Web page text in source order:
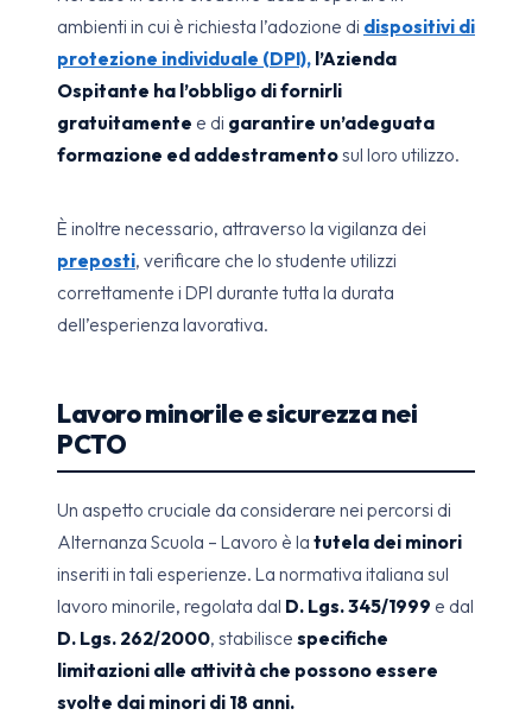
ambienti in cui è richiesta l’adozione di dispositivi di
protezione individuale (DPI), l’Azienda
Ospitante ha l’obbligo di fornirli
gratuitamente e di garantire un’adeguata
formazione ed addestramentosul loro utilizzo.
È inoltre necessario, attraverso la vigilanza dei
preposti, verificare che lo studente utilizzi
correttamente i DPI durante tutta la durata
dell’esperienza lavorativa.
Lavoro minorile e sicurezza nei
PCTO
Un aspetto cruciale da considerare nei percorsi di
Alternanza Scuola – Lavoro è la tutela dei minori
inseriti in tali esperienze. La normativa italiana sul
lavoro minorile, regolata dal D. Lgs. 345/1999 e dal
D. Lgs. 262/2000, stabilisce specifiche
limitazioni alle attività che possono essere
svolte dai minori di 18 anni.